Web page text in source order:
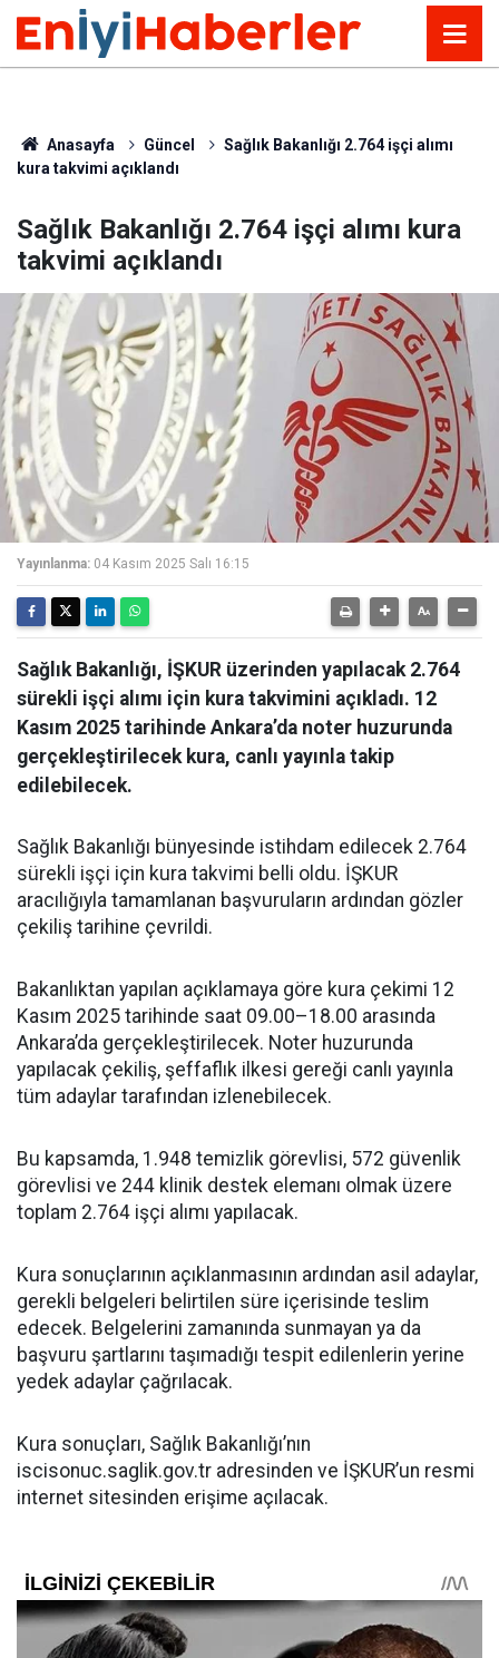
Anasayfa Güncel
Sağlık Bakanlığı 2.764 işçi alımı
kura takvimi açıklandı
Sağlık Bakanlığı 2.764 işçi alımı kura
takvimi açıklandı
Yayınlanma: 04 Kasım 2025 Salı 16:15
Sağlık Bakanlığı, İŞKUR üzerinden yapılacak 2.764
sürekli işçi alımı için kura takvimini açıkladı. 12
Kasım 2025 tarihinde Ankara’da noter huzurunda
gerçekleştirilecek kura, canlı yayınla takip
edilebilecek.
Sağlık Bakanlığı bünyesinde istihdam edilecek 2.764
sürekli işçi için kura takvimi belli oldu. İŞKUR
aracılığıyla tamamlanan başvuruların ardından gözler
çekiliş tarihine çevrildi.
Bakanlıktan yapılan açıklamaya göre kura çekimi 12
Kasım 2025 tarihinde saat 09.00–18.00 arasında
Ankara’da gerçekleştirilecek. Noter huzurunda
yapılacak çekiliş, şeffaflık ilkesi gereği canlı yayınla
tüm adaylar tarafından izlenebilecek.
Bu kapsamda, 1.948 temizlik görevlisi, 572 güvenlik
görevlisi ve 244 klinik destek elemanı olmak üzere
toplam 2.764 işçi alımı yapılacak.
Kura sonuçlarının açıklanmasının ardından asil adaylar,
gerekli belgeleri belirtilen süre içerisinde teslim
edecek. Belgelerini zamanında sunmayan ya da
başvuru şartlarını taşımadığı tespit edilenlerin yerine
yedek adaylar çağrılacak.
Kura sonuçları, Sağlık Bakanlığı’nın
iscisonuc.saglik.gov.tr adresinden ve İŞKUR’un resmi
internet sitesinden erişime açılacak.